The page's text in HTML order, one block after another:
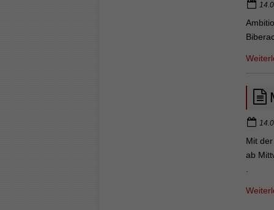
Mit
ab
.